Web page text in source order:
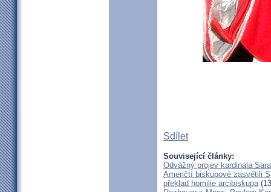
Sdílet
Související články:
Odvážný projev kardinála
Američtí biskupové zasvětili
překlad homilie arcibiskupa